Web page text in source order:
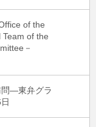
of the
of the
－
問―東弁グラ